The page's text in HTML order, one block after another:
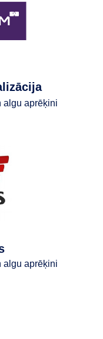
algu aprēķini
algu aprēķini